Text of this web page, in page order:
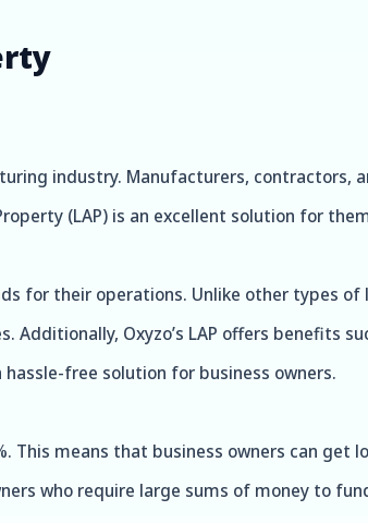
industry. Manufacturers, contractors,
(LAP) is an excellent solution for
for their operations. Unlike other types
Oxyzo’s LAP offers benefits
free solution for business owners.
This means that business owners can get
who require large sums of money to